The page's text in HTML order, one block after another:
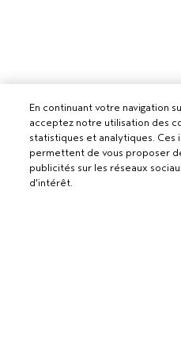
Pour les professionnels
DEVENIR UN SALON AVEDA
Besoin d’aide ?
RETOURS ET ÉCHANGES
En continuant votre navigation
acceptez notre utilisation des
statistiques et analytiques. Ces
permettent de vous proposer
publicités sur les réseaux
d'intérêt.